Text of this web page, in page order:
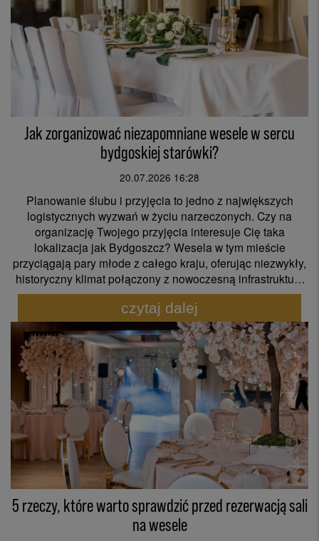
Jak zorganizować niezapomniane wesele w sercu
bydgoskiej starówki?
20.07.2026 16:28
Planowanie ślubu i przyjęcia to jedno z największych
logistycznych wyzwań w życiu narzeczonych. Czy na
organizację Twojego przyjęcia interesuje Cię taka
lokalizacja jak Bydgoszcz? Wesela w tym mieście
przyciągają pary młode z całego kraju, oferując niezwykły,
historyczny klimat połączony z nowoczesną infrastrukturą
gastronomiczną.
czytaj dalej
5 rzeczy, które warto sprawdzić przed rezerwacją sali
na wesele